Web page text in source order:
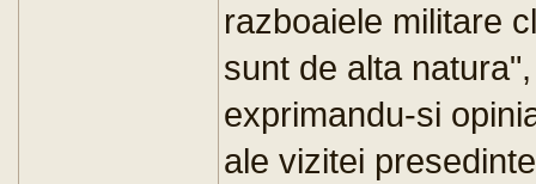
razboaiele militare
sunt de alta
exprimandu-si
ale vizitei